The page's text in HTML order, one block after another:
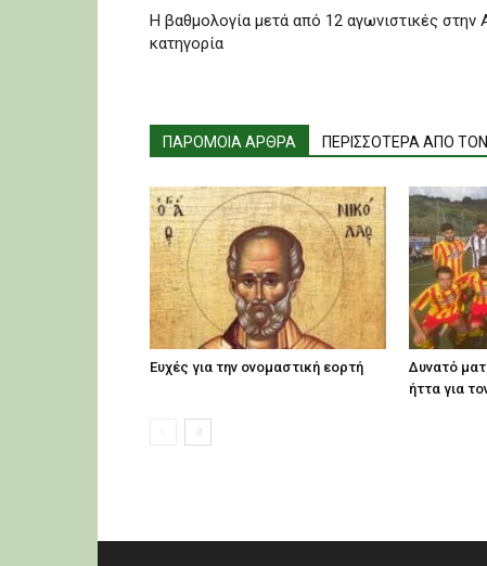
Η βαθμολογία μετά από 12 αγωνιστικές στην
κατηγορία
ΠΑΡΟΜΟΙΑ ΑΡΘΡΑ ΠΕΡΙΣΣΟΤΕΡΑ ΑΠΟ
Ευχές για την ονομαστική εορτή
Δυνατό
ήττα για